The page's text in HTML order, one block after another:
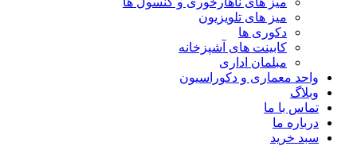
میز های تلویزیون
دکوری ها
کابینت های آشپزخانه
مبلمان اداری
واحد معماری و دکوراسیون
وبلاگ
تماس با ما
درباره ما
سبد خرید